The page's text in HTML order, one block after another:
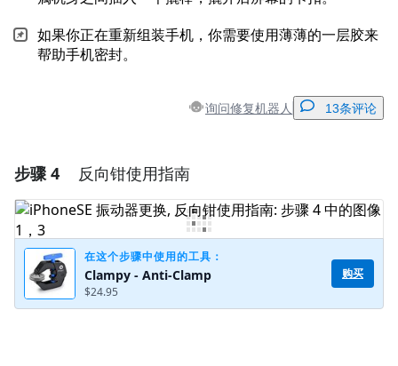
如果你正在重新组装手机，你需要使用薄薄的一层胶来
帮助手机密封。
询问修复机器人 13条评论
添加一条评论
添加评论
步骤 4 反向钳使用指南
在这个步骤中使用的工具：
Clampy - Anti-Clamp
$24.95
购买